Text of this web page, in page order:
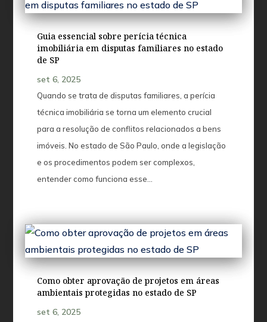
Guia essencial sobre perícia técnica
imobiliária em disputas familiares no estado
de SP
set 6, 2025
Quando se trata de disputas familiares, a perícia
técnica imobiliária se torna um elemento crucial
para a resolução de conflitos relacionados a bens
imóveis. No estado de São Paulo, onde a legislação
e os procedimentos podem ser complexos,
entender como funciona esse…
Como obter aprovação de projetos em áreas
ambientais protegidas no estado de SP
set 6, 2025